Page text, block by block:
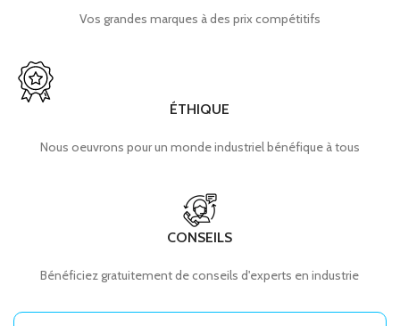
Vos grandes marques à des prix compétitifs
ÉTHIQUE
Nous oeuvrons pour un monde industriel bénéfique à tous
CONSEILS
Bénéficiez gratuitement de conseils d'experts en industrie